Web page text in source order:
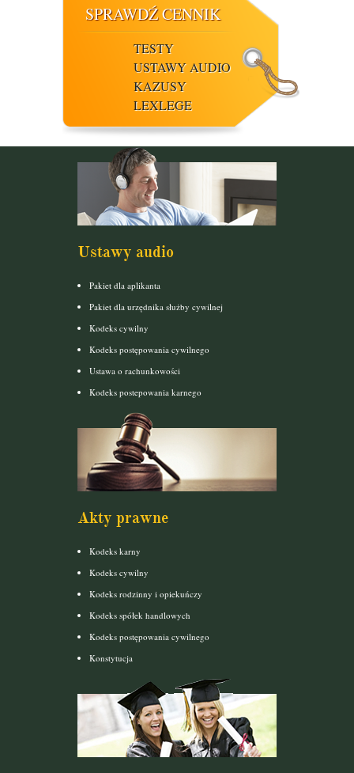
SPRAWDŹ CENNIK
TESTY
USTAWY AUDIO
KAZUSY
LEXLEGE
Ustawy audio
Pakiet dla aplikanta
Pakiet dla urzędnika służby cywilnej
Kodeks cywilny
Kodeks postępowania cywilnego
Ustawa o rachunkowości
Kodeks postepowania karnego
Akty prawne
Kodeks karny
Kodeks cywilny
Kodeks rodzinny i opiekuńczy
Kodeks spółek handlowych
Kodeks postępowania cywilnego
Konstytucja